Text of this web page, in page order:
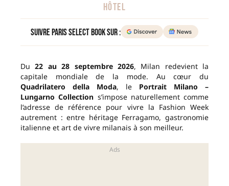
HÔTEL
Suivre Paris Select Book sur :
Du22 au 28 septembre 2026, Milan redevient la
capitale mondiale de la mode. Au cœur du
Quadrilatero della Moda, le Portrait Milano –
Lungarno Collection s’impose naturellement comme
l’adresse de référence pour vivre la Fashion Week
autrement : entre héritage Ferragamo, gastronomie
italienne et art de vivre milanais à son meilleur.